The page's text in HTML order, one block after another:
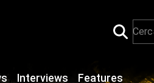
Interviews Features